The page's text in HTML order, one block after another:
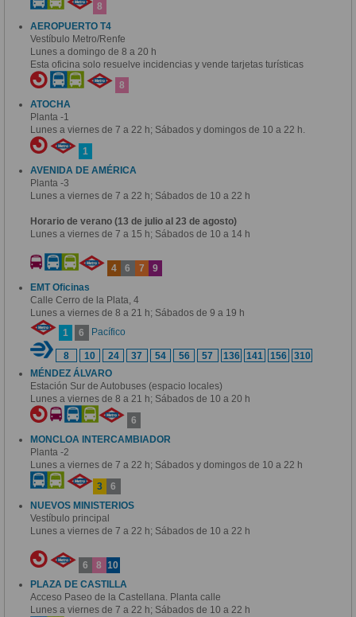
8
AEROPUERTO T4
Vestíbulo Metro/Renfe
Lunes a domingo de 8 a 20 h
Esta oficina solo resuelve incidencias y vende tarjetas turísticas
8
ATOCHA
Planta -1
Lunes a viernes de 7 a 22 h; Sábados y domingos de 10 a 22 h.
1
AVENIDA DE AMÉRICA
Planta -3
Lunes a viernes de 7 a 22 h; Sábados de 10 a 22 h
Horario de verano (13 de julio al 23 de agosto)
Lunes a viernes de 7 a 15 h; Sábados de 10 a 14 h
4 6 7
9
EMT Oficinas
Calle Cerro de la Plata, 4
Lunes a viernes de 8 a 21 h; Sábados de 9 a 19 h
1
6 Pacífico
8 10 24 37 54 56 57 136 141 156
310
MÉNDEZ ÁLVARO
Estación Sur de Autobuses (espacio locales)
Lunes a viernes de 8 a 21 h; Sábados de 10 a 20 h
6
MONCLOA INTERCAMBIADOR
Planta -2
Lunes a viernes de 7 a 22 h; Sábados y domingos de 10 a 22 h
3
6
NUEVOS MINISTERIOS
Vestíbulo principal
Lunes a viernes de 7 a 22 h; Sábados de 10 a 22 h
6 8 10
PLAZA DE CASTILLA
Acceso Paseo de la Castellana. Planta calle
Lunes a viernes de 7 a 22 h; Sábados de 10 a 22 h